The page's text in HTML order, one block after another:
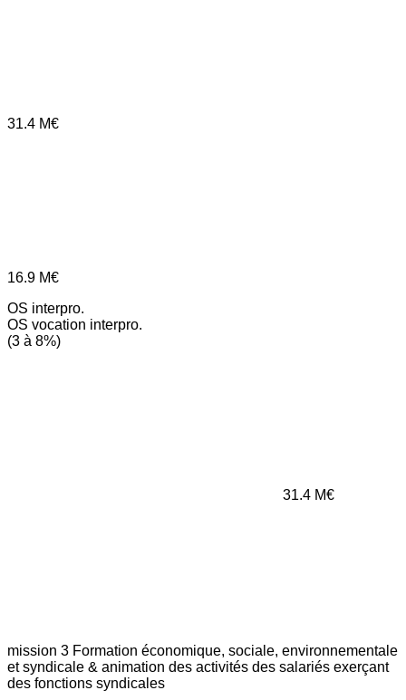
31.4 M€
16.9 M€
OS interpro.
OS vocation interpro.
(3 à 8%)
31.4 M€
mission 3 Formation économique, sociale, environnementale
et syndicale & animation des activités des salariés exerçant
des fonctions syndicales